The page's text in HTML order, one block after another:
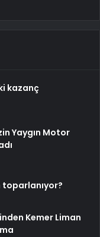
kazanç
Yaygın Motor
Kemer Liman